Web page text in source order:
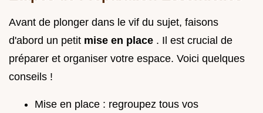
Avant de plonger dans le vif du sujet, faisons
d'abord un petit mise en place . Il est crucial de
préparer et organiser votre espace. Voici quelques
conseils !
Mise en place : regroupez tous vos